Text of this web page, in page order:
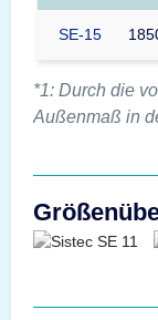
SE-15
*1: Durch die
Außenmaß in